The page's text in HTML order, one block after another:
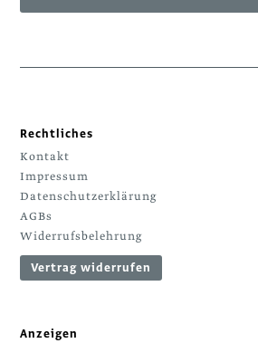
Rechtliches
Kontakt
Impressum
Datenschutzerklärung
AGBs
Widerrufsbelehrung
Vertrag widerrufen
Anzeigen